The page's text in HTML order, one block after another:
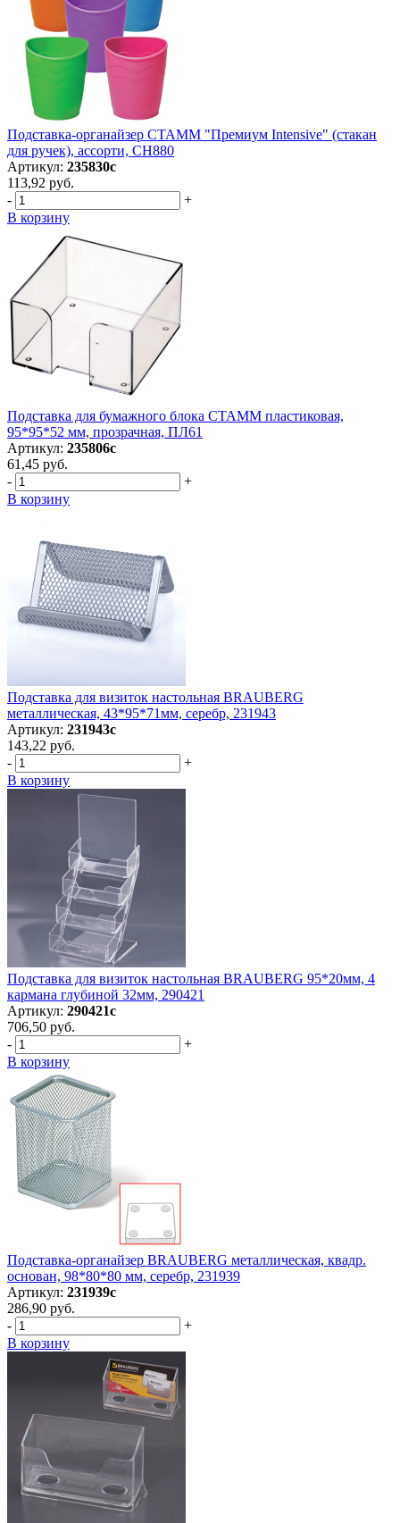
Подставка-органайзер СТАММ "Премиум Intensive" (стакан
для ручек), ассорти, СН880
Артикул: 235830с
113,92 руб.
-
+
В корзину
Подставка для бумажного блока СТАММ пластиковая,
95*95*52 мм, прозрачная, ПЛ61
Артикул: 235806с
61,45 руб.
-
+
В корзину
Подставка для визиток настольная BRAUBERG
металлическая, 43*95*71мм, серебр, 231943
Артикул: 231943с
143,22 руб.
-
+
В корзину
Подставка для визиток настольная BRAUBERG 95*20мм, 4
кармана глубиной 32мм, 290421
Артикул: 290421с
706,50 руб.
-
+
В корзину
Подставка-органайзер BRAUBERG металлическая, квадр.
основан, 98*80*80 мм, серебр, 231939
Артикул: 231939с
286,90 руб.
-
+
В корзину